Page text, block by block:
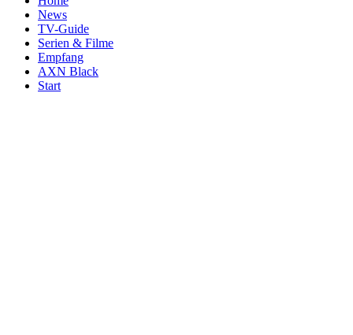
News
TV-Guide
Serien & Filme
Empfang
AXN Black
Start